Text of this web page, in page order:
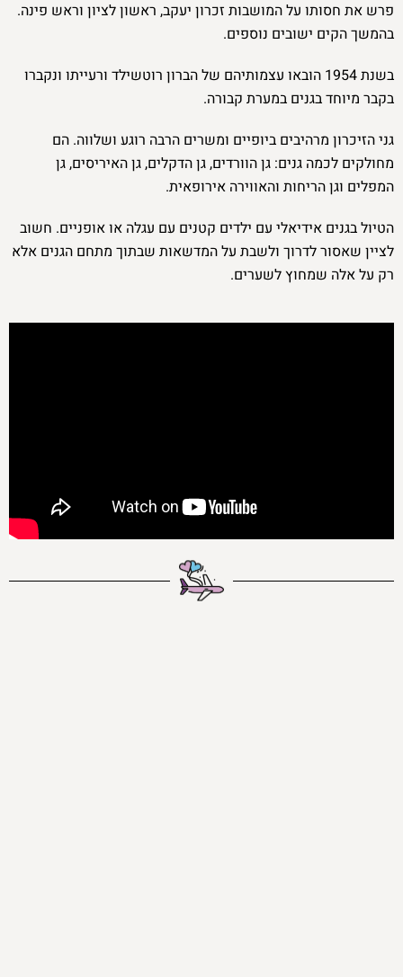
פרש את חסותו על המושבות זכרון יעקב, ראשון לציון וראש פינה.
בהמשך הקים ישובים נוספים.
בשנת 1954 הובאו עצמותיהם של הברון רוטשילד ורעייתו ונקברו
בקבר מיוחד בגנים במערת קבורה.
גני הזיכרון מרהיבים ביופיים ומשרים הרבה רוגע ושלווה. הם
מחולקים לכמה גנים: גן הוורדים, גן הדקלים, גן האיריסים, גן
המפלים וגן הריחות והאווירה אירופאית.
הטיול בגנים אידיאלי עם ילדים קטנים עם עגלה או אופניים. חשוב
לציין שאסור לדרוך ולשבת על המדשאות שבתוך מתחם הגנים אלא
רק על אלה שמחוץ לשערים.